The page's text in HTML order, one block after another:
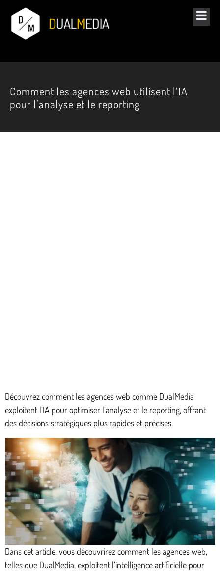
Comment les agences web utilisent l’IA
pour l’analyse et le reporting
Découvrez comment les agences web comme DualMedia
exploitent l’IA pour optimiser l’analyse et le reporting, offrant
des décisions stratégiques plus rapides et précises.
Dans cet article, vous découvrirez comment les agences web,
telles que DualMedia, exploitent l’intelligence artificielle pour